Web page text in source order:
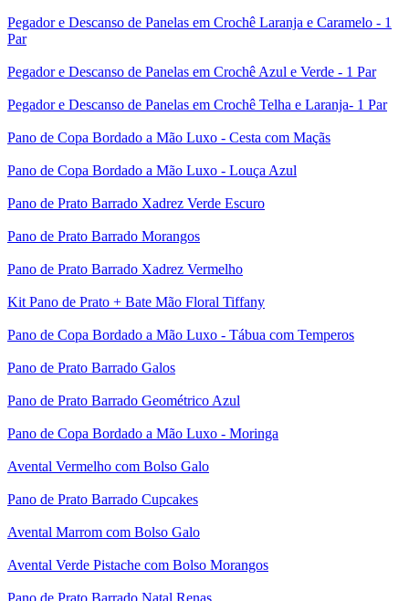
Pegador e Descanso de Panelas em Crochê Laranja e Caramelo - 1
Par
Pegador e Descanso de Panelas em Crochê Azul e Verde - 1 Par
Pegador e Descanso de Panelas em Crochê Telha e Laranja- 1 Par
Pano de Copa Bordado a Mão Luxo - Cesta com Maçãs
Pano de Copa Bordado a Mão Luxo - Louça Azul
Pano de Prato Barrado Xadrez Verde Escuro
Pano de Prato Barrado Morangos
Pano de Prato Barrado Xadrez Vermelho
Kit Pano de Prato + Bate Mão Floral Tiffany
Pano de Copa Bordado a Mão Luxo - Tábua com Temperos
Pano de Prato Barrado Galos
Pano de Prato Barrado Geométrico Azul
Pano de Copa Bordado a Mão Luxo - Moringa
Avental Vermelho com Bolso Galo
Pano de Prato Barrado Cupcakes
Avental Marrom com Bolso Galo
Avental Verde Pistache com Bolso Morangos
Pano de Prato Barrado Natal Renas